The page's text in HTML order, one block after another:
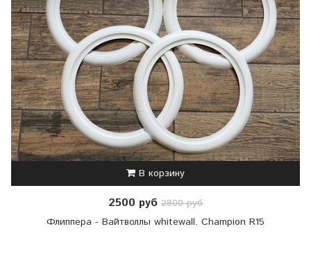
В корзину
2500 руб 2800 руб
Флиппера - Вайтволлы whitewall. Champion R15